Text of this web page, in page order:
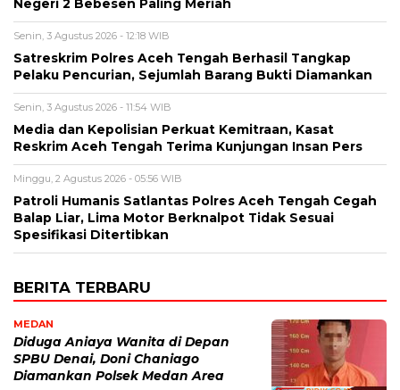
Negeri 2 Bebesen Paling Meriah
Senin, 3 Agustus 2026 - 12:18 WIB
Satreskrim Polres Aceh Tengah Berhasil Tangkap
Pelaku Pencurian, Sejumlah Barang Bukti Diamankan
Senin, 3 Agustus 2026 - 11:54 WIB
Media dan Kepolisian Perkuat Kemitraan, Kasat
Reskrim Aceh Tengah Terima Kunjungan Insan Pers
Minggu, 2 Agustus 2026 - 05:56 WIB
Patroli Humanis Satlantas Polres Aceh Tengah Cegah
Balap Liar, Lima Motor Berknalpot Tidak Sesuai
Spesifikasi Ditertibkan
BERITA TERBARU
MEDAN
Diduga Aniaya Wanita di Depan
SPBU Denai, Doni Chaniago
Diamankan Polsek Medan Area